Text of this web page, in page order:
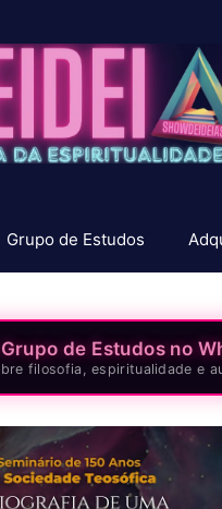
Grupo de Estudos
de Estudos no
filosofia, espiritualidade e